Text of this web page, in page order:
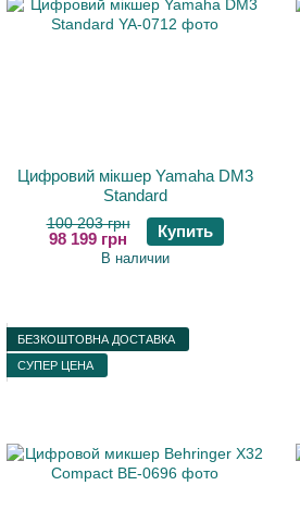
Цифровий мікшер Yamaha DM3
Standard
100 203 грн
98 199 грн Купить
В наличии
БЕЗКОШТОВНА ДОСТАВКА
СУПЕР ЦЕНА